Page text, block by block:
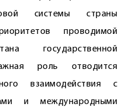
системы страны
проводимой
государственной
роль отводится
взаимодействия с
и международными